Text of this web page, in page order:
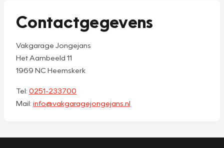
Contactgegevens
Vakgarage Jongejans
Het Aambeeld 11
1969 NC Heemskerk
Tel: 0251-233700
Mail: info@vakgaragejongejans.nl